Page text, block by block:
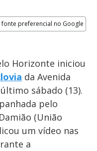
preferencial no Google
Horizonte iniciou
da Avenida
sábado (13).
pelo
(União
um vídeo nas
a